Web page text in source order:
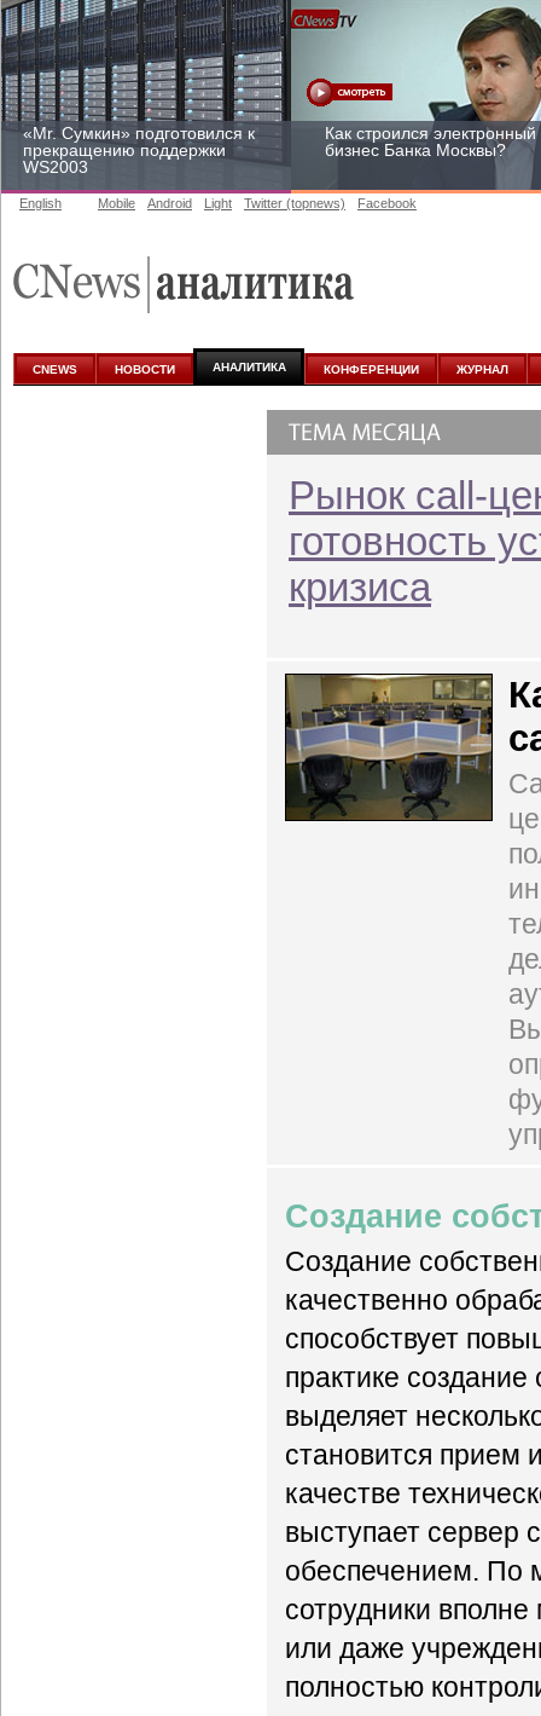
«Mr. Сумкин» подготовился к
прекращению поддержки
WS2003
Как строился электронный
бизнес Банка Москвы?
к аналитике
участвовать
English Mobile Android Light Twitter (topnews) Facebook
CNEWS НОВОСТИ АНАЛИТИКА КОНФЕРЕНЦИИ ЖУРНАЛ
Рынок call-
готовность
кризиса
Создание
Создание
качественно
способствует
практике
выделяет
становится прием
качестве
выступает сервер
обеспечением. По
сотрудники
или даже
полностью